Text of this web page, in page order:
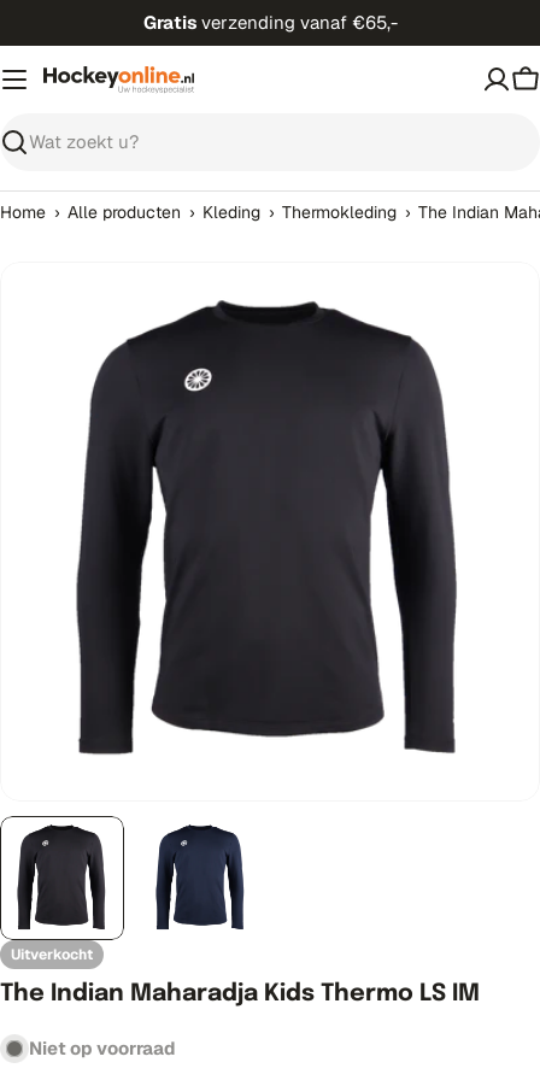
direct
naar
inhoud
Gratis verzending vanaf €65,-
Zoeken
Home › Alle producten › Kleding › Thermokleding › The Indian
Open media 0 in modaal venster
Uitverkocht
The Indian Maharadja Kids Thermo LS IM
Niet op voorraad